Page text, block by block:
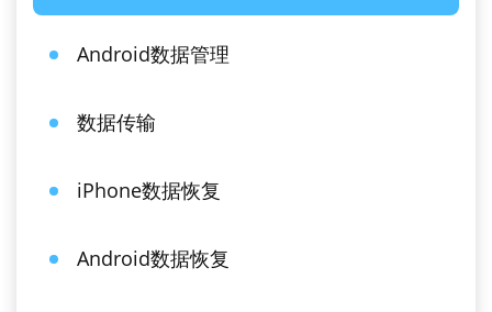
Android数据管理
数据传输
iPhone数据恢复
Android数据恢复